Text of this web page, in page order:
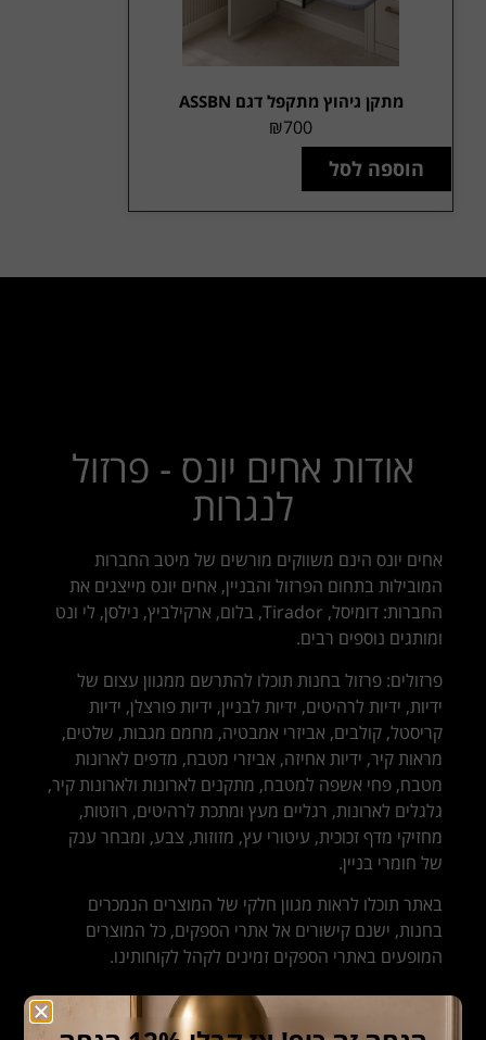
מתקן גיהוץ מתקפל דגם ASSBN
₪700
הוספה לסל
אודות אחים יונס - פרזול
לנגרות
אחים יונס הינם משווקים מורשים של מיטב החברות
המובילות בתחום הפרזול והבניין, אחים יונס מייצגים את
החברות: דומיסל, Tirador, בלום, ארקילביץ, נילסן, לי ונט
ומותגים נוספים רבים.
פרזולים: פרזול בחנות תוכלו להתרשם ממגוון עצום של
ידיות, ידיות לרהיטים, ידיות לבניין, ידיות פורצלן, ידיות
קריסטל, קולבים, אביזרי אמבטיה, מחמם מגבות, שלטים,
מראות קיר, ידיות אחיזה, אביזרי מטבח, מדפים לארונות
מטבח, פחי אשפה למטבח, מתקנים לארונות ולארונות קיר,
גלגלים לארונות, רגליים מעץ ומתכת לרהיטים, רוזטות,
מחזיקי מדף זכוכית, עיטורי עץ, מזוזות, צבע, ומבחר ענק
של חומרי בניין.
באתר תוכלו לראות מגוון חלקי של המוצרים הנמכרים
בחנות, ישנם קישורים אל אתרי הספקים, כל המוצרים
המופעים באתרי הספקים זמינים לקהל לקוחותינו.